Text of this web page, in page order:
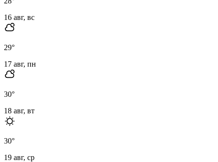
16 авг, вс
29°
17 авг, пн
30°
18 авг, вт
30°
19 авг, ср